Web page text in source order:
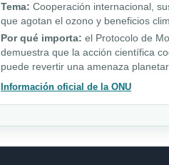
Tema: Cooperación internacional,
que agotan el ozono y beneficios
Por qué importa: el Protocolo de
demuestra que la acción científica
puede revertir una amenaza
Información oficial de la ONU